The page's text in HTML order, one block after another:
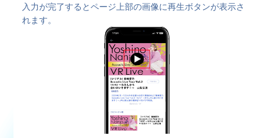
入力が完了するとページ上部の画像に再生ボタンが表示さ
れます。